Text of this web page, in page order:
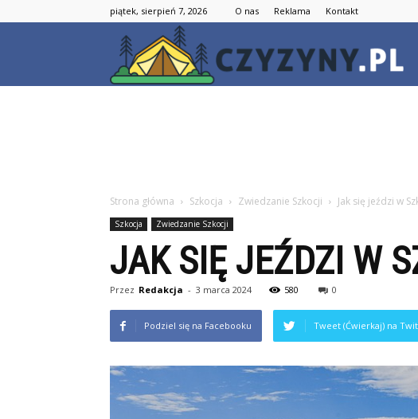
piątek, sierpień 7, 2026 O nas Reklama Kontakt
Strona główna Szkocja Zwiedzanie Szkocji Jak się jeździ w
Szkocja Zwiedzanie Szkocji
JAK SIĘ JEŹDZI W
Przez Redakcja - 3 marca 2024 580 0
Podziel się na Facebooku Tweet (Ćwierkaj) na